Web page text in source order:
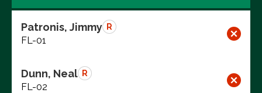
Patronis, Jimmy R
FL-01
Dunn, Neal R
FL-02